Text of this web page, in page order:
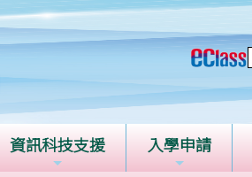
資訊科技支援 入學申請